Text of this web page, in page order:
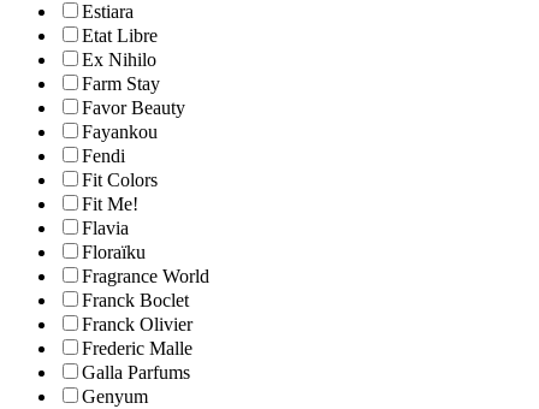
Estiara
Etat Libre
Ex Nihilo
Farm Stay
Favor Beauty
Fayankou
Fendi
Fit Colors
Fit Me!
Flavia
Floraïku
Fragrance World
Franck Boclet
Franck Olivier
Frederic Malle
Galla Parfums
Genyum